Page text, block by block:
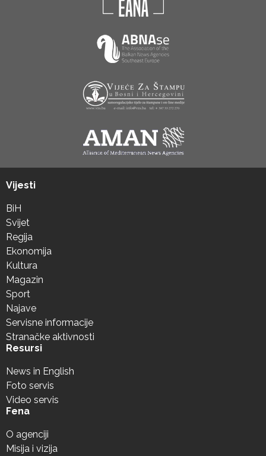
Vijesti
BiH
Svijet
Regija
Ekonomija
Kultura
Magazin
Sport
Najave
Servisne informacije
Stranačke aktivnosti
Resursi
News in English
Foto servis
Video servis
Fena
O agenciji
Misija i vizija